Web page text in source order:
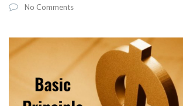
No Comments